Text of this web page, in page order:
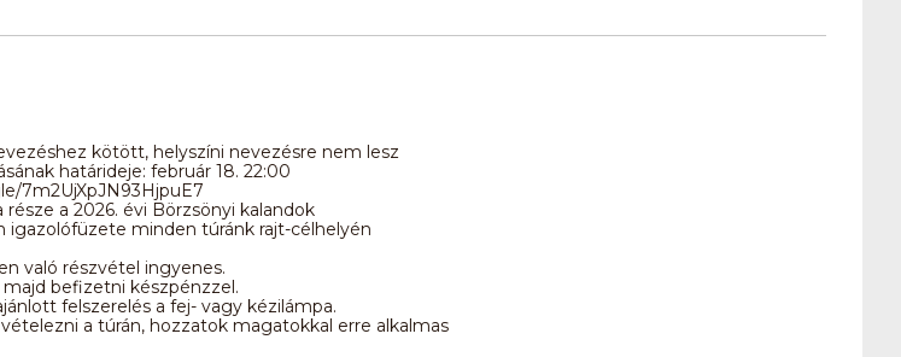
kötött, helyszíni nevezésre nem lesz
határideje: február 18. 22:00
7m2UjXpJN93HjpuE7
a 2026. évi Börzsönyi kalandok
minden túránk rajt-célhelyén
való részvétel ingyenes.
befizetni készpénzzel.
felszerelés a fej- vagy kézilámpa.
a túrán, hozzatok magatokkal erre alkalmas